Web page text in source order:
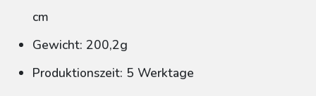
cm
Gewicht: 200,2g
Produktionszeit: 5 Werktage